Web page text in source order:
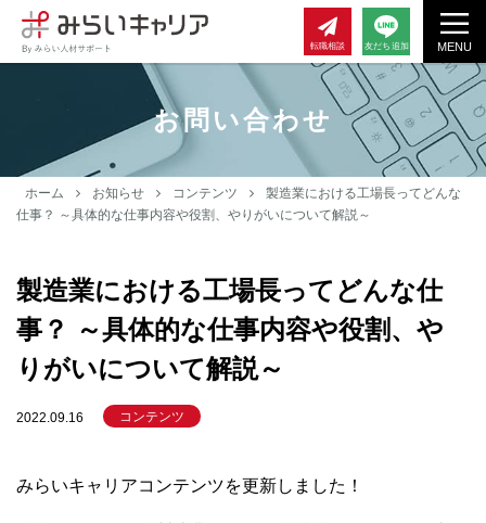
MENU
転職相談 友だち追加
お問い合わせ
ホーム お知らせ コンテンツ
製造業における工場長ってどんな
仕事？ ～具体的な仕事内容や役割、やりがいについて解説～
製造業における工場長ってどんな仕
事？ ～具体的な仕事内容や役割、や
りがいについて解説～
2022.09.16 コンテンツ
みらいキャリアコンテンツを更新しました！